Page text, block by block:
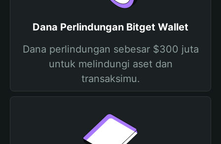
Dana Perlindungan Bitget Wallet
Dana perlindungan sebesar $300 juta
untuk melindungi aset dan
transaksimu.